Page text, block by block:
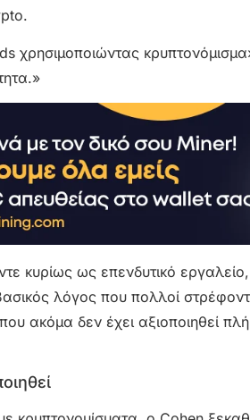
χρησιμοποιώντας
κυρίως ως επενδυτικό
λόγος που πολλοί
ακόμα δεν έχει αξιοποιηθεί